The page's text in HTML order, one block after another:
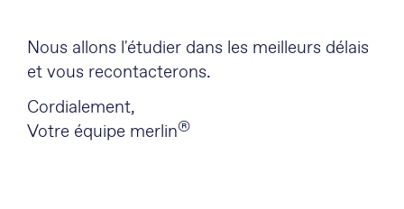
Nous allons l'étudier dans les meilleurs délais
et vous recontacterons.
Cordialement,
Votre équipe merlin®